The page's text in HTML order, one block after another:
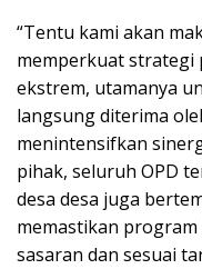
“Tentu kami akan
memperkuat strategi
ekstrem, utamanya
langsung diterima
menintensifkan
pihak, seluruh OPD
desa desa juga
memastikan
sasaran dan sesuai